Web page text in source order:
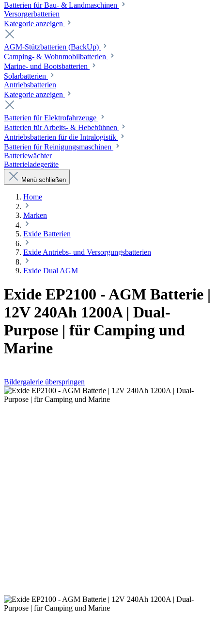
Batterien für Bau- & Landmaschinen
Versorgerbatterien
Kategorie anzeigen
AGM-Stützbatterien (BackUp)
Camping- & Wohnmobilbatterien
Marine- und Bootsbatterien
Solarbatterien
Antriebsbatterien
Kategorie anzeigen
Batterien für Elektrofahrzeuge
Batterien für Arbeits- & Hebebühnen
Antriebsbatterien für die Intralogistik
Batterien für Reinigungsmaschinen
Batteriewächter
Batterieladegeräte
Menü schließen
Home
Marken
Exide Batterien
Exide Antriebs- und Versorgungsbatterien
Exide Dual AGM
Exide EP2100 - AGM Batterie |
12V 240Ah 1200A | Dual-
Purpose | für Camping und
Marine
Bildergalerie überspringen